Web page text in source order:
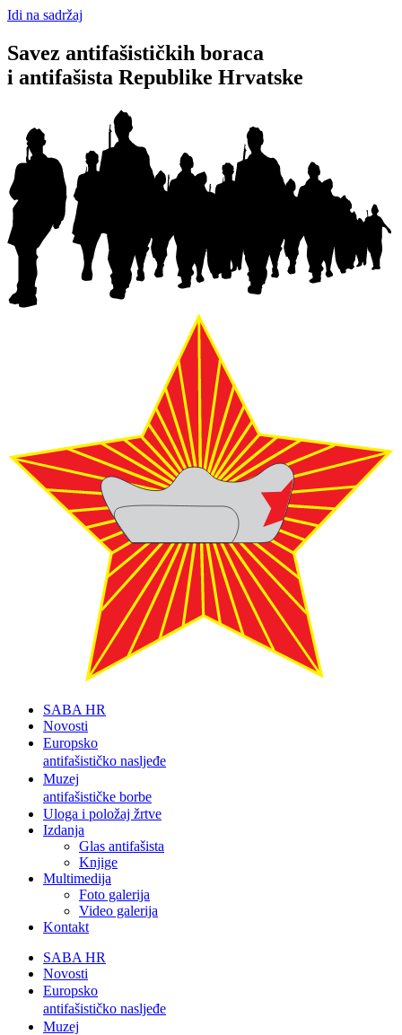
Idi na sadržaj
Savez antifašističkih boraca
i antifašista Republike Hrvatske
SABA HR
Novosti
Europsko
antifašističko nasljeđe
Muzej
antifašističke borbe
Uloga i položaj žrtve
Izdanja
Glas antifašista
Knjige
Multimedija
Foto galerija
Video galerija
Kontakt
SABA HR
Novosti
Europsko
antifašističko nasljeđe
Muzej